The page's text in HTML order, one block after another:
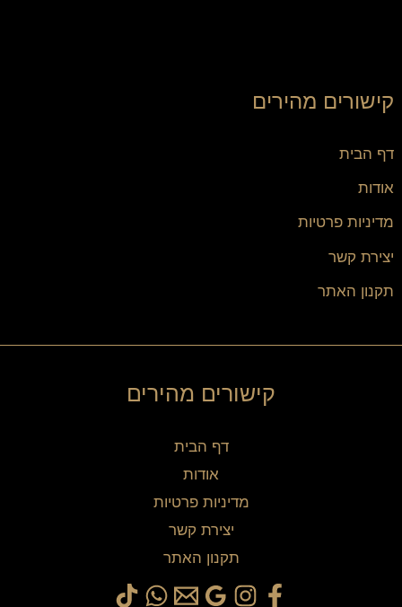
קישורים מהירים
דף הבית
אודות
מדיניות פרטיות
יצירת קשר
תקנון האתר
קישורים מהירים
דף הבית
אודות
מדיניות פרטיות
יצירת קשר
תקנון האתר